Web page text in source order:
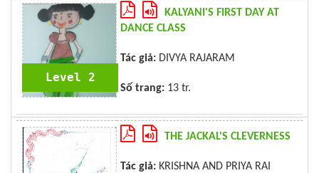
Level 2
KALYANI'S FIRST DAY AT
DANCE CLASS
Tác giả: DIVYA RAJARAM
Số trang: 13 tr.
THE JACKAL'S CLEVERNESS
Tác giả: KRISHNA AND PRIYA RAI